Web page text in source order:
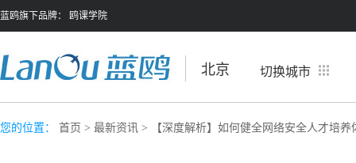
蓝鸥旗下品牌： 鸥课学院
北京 切换城市
您的位置： 首页 > 最新资讯 > 【深度解析】如何健全网络安全人才培养